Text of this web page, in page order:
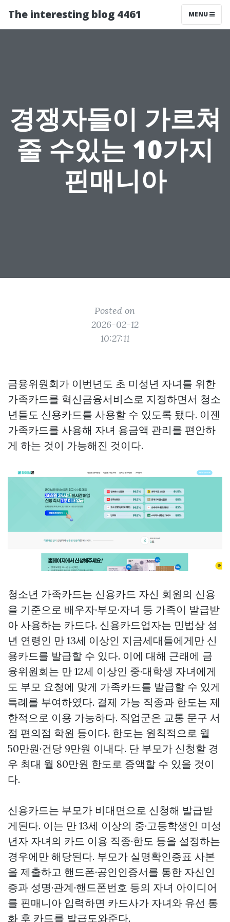
The interesting blog 4461 MENU
경쟁자들이 가르쳐
줄 수있는 10가지
핀매니아
Posted on
2026-02-12
10:27:11
금융위원회가 이번년도 초 미성년 자녀를 위한
가족카드를 혁신금융서비스로 지정하면서 청소
년들도 신용카드를 사용할 수 있도록 됐다. 이젠
가족카드를 사용해 자녀 용금액 관리를 편안하
게 하는 것이 가능해진 것이다.
청소년 가족카드는 신용카드 자신 회원의 신용
을 기준으로 배우자·부모·자녀 등 가족이 발급받
아 사용하는 카드다. 신용카드업자는 민법상 성
년 연령인 만 13세 이상인 지금세대들에게만 신
용카드를 발급할 수 있다. 이에 대해 근래에 금
융위원회는 만 12세 이상인 중·대학생 자녀에게
도 부모 요청에 맞게 가족카드를 발급할 수 있게
특례를 부여하였다. 결제 가능 직종과 한도는 제
한적으로 이용 가능하다. 직업군은 교통 문구 서
점 편의점 학원 등이다. 한도는 원칙적으로 월
50만원·건당 9만원 이내다. 단 부모가 신청할 경
우 최대 월 80만원 한도로 증액할 수 있을 것이
다.
신용카드는 부모가 비대면으로 신청해 발급받
게된다. 이는 만 13세 이상의 중·고등학생인 미성
년자 자녀의 카드 이용 직종·한도 등을 설정하는
경우에만 해당된다. 부모가 실명확인증표 사본
을 제출하고 핸드폰·공인인증서를 통한 자신인
증과 성명·관계·핸드폰번호 등의 자녀 아이디어
를 핀매니아 입력하면 카드사가 자녀와 유선 통
화 후 카드를 발급도와준다.